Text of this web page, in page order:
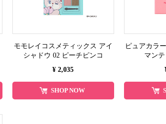
モモレイコスメティックス アイ
シャドウ 02 ピーチピンコ
¥ 2,035
SHOP NOW
ピュアカラ
マン